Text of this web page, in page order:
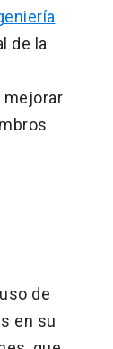
de la
mejorar
de
en su